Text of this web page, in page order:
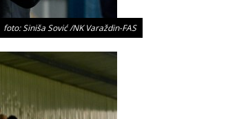
foto: Siniša Sović /NK Varaždin-FAS